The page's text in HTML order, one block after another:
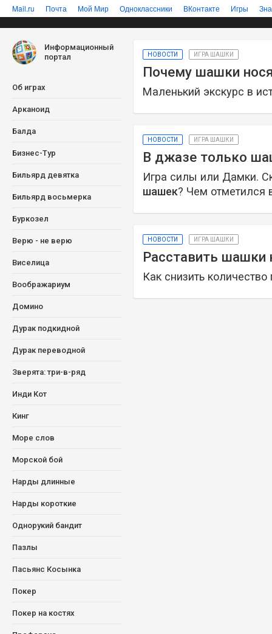
Mail.ru Почта Мой Мир Одноклассники ВКонтакте Игры
Информационный
портал
Об играх
Арканоид
Балда
Бизнес-Тур
Бильярд девятка
Бильярд восьмерка
Буркозел
Верю - не верю
Виселица
Воображариум
Домино
Дурак подкидной
Дурак переводной
Зверята: три-в-ряд
Инди Кот
Кинг
Море слов
Морской бой
Нарды длинные
Нарды короткие
Однорукий бандит
Пазлы
Пасьянс Косынка
Покер
Покер на костях
НОВОСТИ ИГРА ШАШКИ
Почему шашки
Маленький экскурс в
НОВОСТИ ИГРА ШАШКИ
В джазе только
Игра силы или Дамки.
шашек? Чем отметился
НОВОСТИ ИГРА ШАШКИ
Расставить шашки
Как снизить